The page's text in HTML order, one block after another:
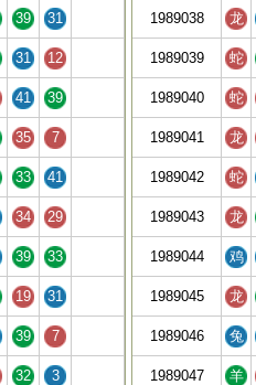
39 31
31 12
41 39
35 7
33 41
34 29
39 33
19 31
39 7
32 3
1989038 龙
1989039 蛇
1989040 蛇
1989041 龙
1989042 蛇
1989043 龙
1989044 鸡
1989045 龙
1989046 兔
1989047 羊